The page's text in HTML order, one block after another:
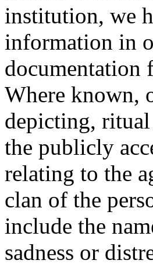
institution, we
information in
documentation
Where known,
depicting,
the publicly
relating to the
clan of the
include the
sadness or